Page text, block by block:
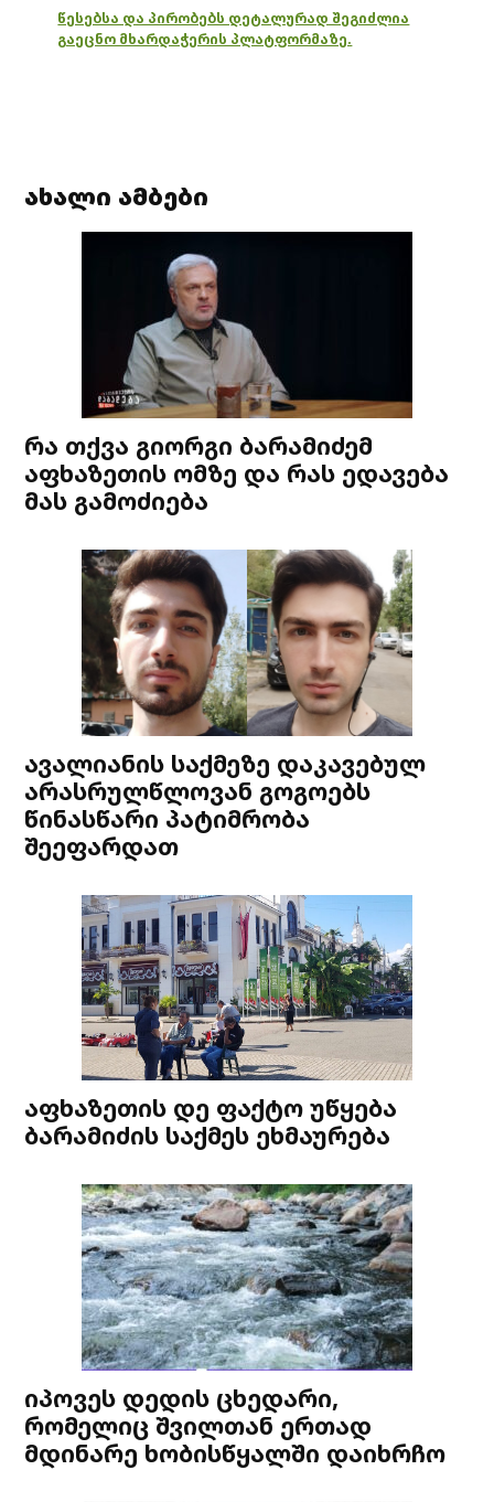
წესებსა და პირობებს დეტალურად შეგიძლია
გაეცნო მხარდაჭერის პლატფორმაზე.
ახალი ამბები
რა თქვა გიორგი ბარამიძემ
აფხაზეთის ომზე და რას ედავება
მას გამოძიება
ავალიანის საქმეზე დაკავებულ
არასრულწლოვან გოგოებს
წინასწარი პატიმრობა
შეეფარდათ
აფხაზეთის დე ფაქტო უწყება
ბარამიძის საქმეს ეხმაურება
იპოვეს დედის ცხედარი,
რომელიც შვილთან ერთად
მდინარე ხობისწყალში დაიხრჩო